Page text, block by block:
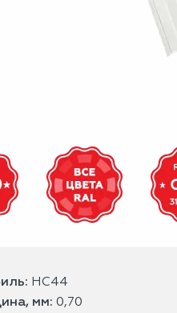
НС44
мм: 0,70